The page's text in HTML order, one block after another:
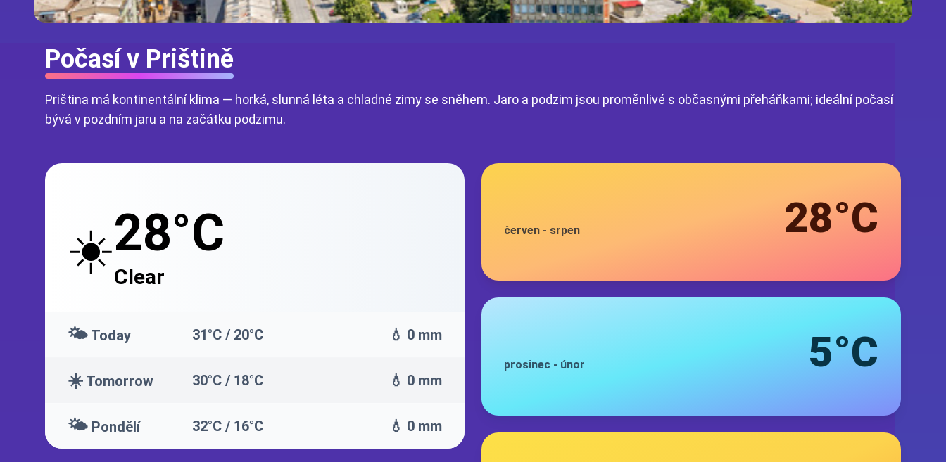
Počasí v Prištině
Priština má kontinentální klima — horká, slunná léta a chladné zimy se sněhem. Jaro a podzim jsou proměnlivé s občasnými přeháňkami; ideální počasí
bývá v pozdním jaru a na začátku podzimu.
☀️28°C
Clear
🌤️ Today 31°C / 20°C 💧 0 mm
☀️ Tomorrow 30°C / 18°C 💧 0 mm
🌤️ Pondělí 32°C / 16°C 💧 0 mm
červen - srpen 28°C
prosinec - únor 5°C